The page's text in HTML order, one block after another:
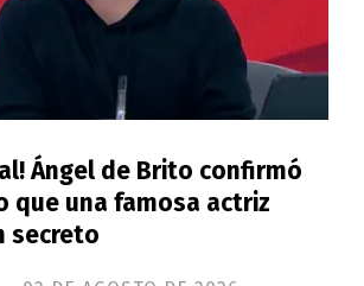
Ángel de Brito confirmó
que una famosa actriz
secreto